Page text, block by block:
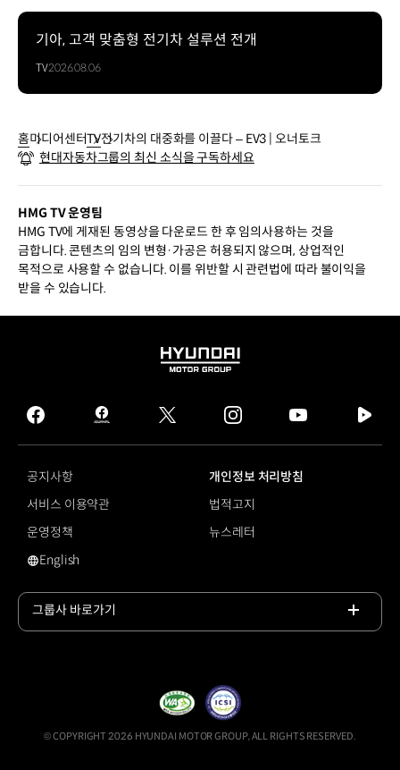
기아, 고객 맞춤형 전기차 설루션 전개
TV2026.08.06
홈미디어센터TV전기차의 대중화를 이끌다 – EV3 | 오너토크
현대자동차그룹의 최신 소식을 구독하세요
HMG TV 운영팀
HMG TV에 게재된 동영상을 다운로드 한 후 임의사용하는 것을
금합니다. 콘텐츠의 임의 변형·가공은 허용되지 않으며, 상업적인
목적으로 사용할 수 없습니다. 이를 위반할 시 관련법에 따라 불이익을
받을 수 있습니다.
HYUNDAI
GROUP
facebook
hmg
journal
twitter instagram
tv
공지사항
개인정보 처리방침
서비스 이용약관
법적고지
운영정책
뉴스레터
영문 사이트로 이동
English
그룹사 바로가기
© COPYRIGHT 2026 HYUNDAI MOTOR GROUP, ALL RIGHTS RESERVED.